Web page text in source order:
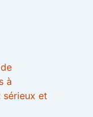
à
sérieux et